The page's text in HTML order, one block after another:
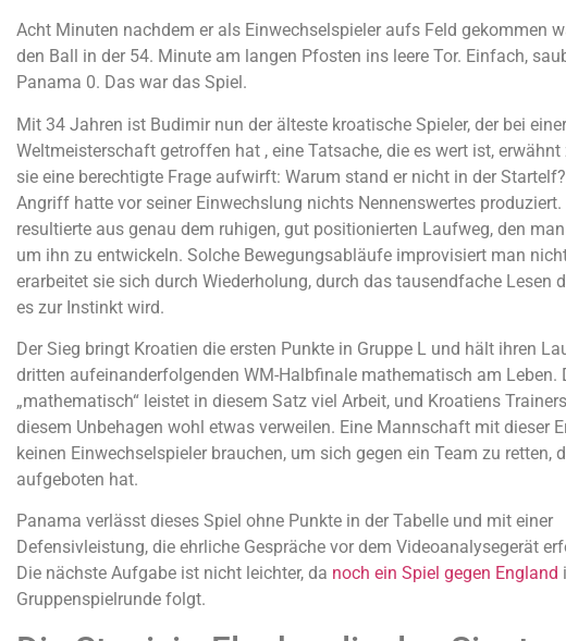
Acht Minuten nachdem er als Einwechselspieler aufs Feld gekommen
den Ball in der 54. Minute am langen Pfosten ins leere Tor. Einfach,
Panama 0. Das war das Spiel.
Mit 34 Jahren ist Budimir nun der älteste kroatische Spieler, der bei einer
Weltmeisterschaft getroffen hat , eine Tatsache, die es wert ist, erwähnt
sie eine berechtigte Frage aufwirft: Warum stand er nicht in der
Angriff hatte vor seiner Einwechslung nichts Nennenswertes produziert.
resultierte aus genau dem ruhigen, gut positionierten Laufweg, den
um ihn zu entwickeln. Solche Bewegungsabläufe improvisiert man
erarbeitet sie sich durch Wiederholung, durch das tausendfache Lesen
es zur Instinkt wird.
Der Sieg bringt Kroatien die ersten Punkte in Gruppe L und hält ihren
dritten aufeinanderfolgenden WM-Halbfinale mathematisch am Leben.
„mathematisch“ leistet in diesem Satz viel Arbeit, und Kroatiens
diesem Unbehagen wohl etwas verweilen. Eine Mannschaft mit dieser
keinen Einwechselspieler brauchen, um sich gegen ein Team zu retten,
aufgeboten hat.
Panama verlässt dieses Spiel ohne Punkte in der Tabelle und mit einer
Defensivleistung, die ehrliche Gespräche vor dem Videoanalysegerät
Die nächste Aufgabe ist nicht leichter, da noch ein Spiel gegen England
Gruppenspielrunde folgt.